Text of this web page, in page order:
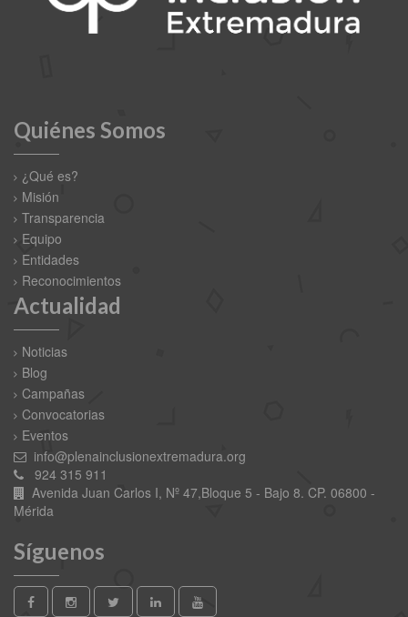
Quiénes Somos
¿Qué es?
Misión
Transparencia
Equipo
Entidades
Reconocimientos
Actualidad
Noticias
Blog
Campañas
Convocatorias
Eventos
info@plenainclusionextremadura.org
924 315 911
Avenida Juan Carlos I, Nº 47,Bloque 5 - Bajo 8. CP. 06800 -
Mérida
Síguenos